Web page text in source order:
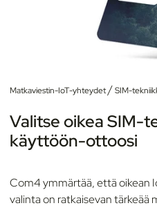
Matkaviestin-IoT-yhteydet/SIM-
Valitse oikea SIM-
käyttöön-ottoosi
Com4 ymmärtää, että oikean
valinta on ratkaisevan tärkeää